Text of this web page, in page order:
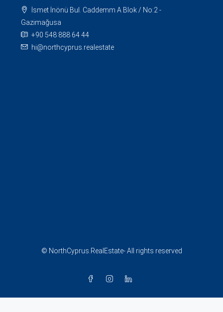
İsmet İnönü Bul. Caddemm A Blok / No:2 -
Gazimağusa
+90 548 888 64 44
hi@northcyprus.realestate
© NorthCyprus.RealEstate- All rights reserved